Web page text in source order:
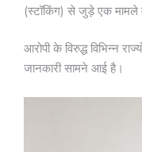
(स्टॉकिंग) से जुड़े एक मामले
आरोपी के विरुद्ध विभिन्न
जानकारी सामने आई है।